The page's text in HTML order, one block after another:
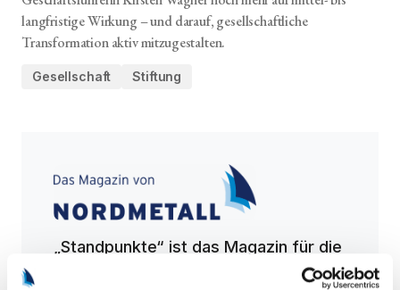
langfristige Wirkung – und darauf, gesellschaftliche
Transformation aktiv mitzugestalten.
Gesellschaft Stiftung
„Standpunkte“ ist das Magazin für die
Entscheiderinnen und Entscheider der